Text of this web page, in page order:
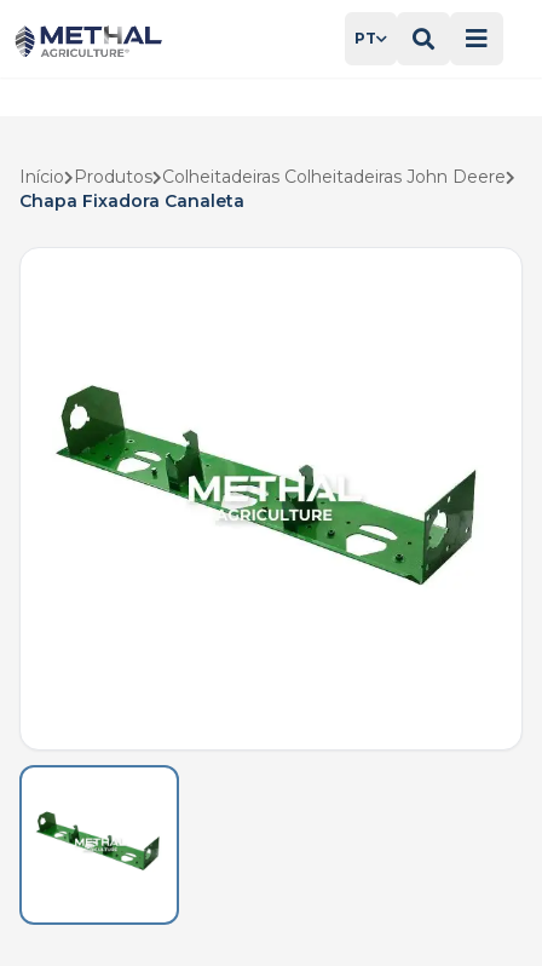
PT
Início Produtos Colheitadeiras Colheitadeiras John Deere
Chapa Fixadora Canaleta